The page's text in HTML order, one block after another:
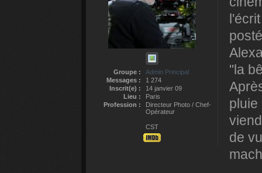
Groupe :
Admin Principal
Messages :
1 274
Inscrit(e) :
14 janvier 09
Lieu :
Paris
Profession :
Directeur Photo / Chef-
Opérateur
CST
"la
pluie
de